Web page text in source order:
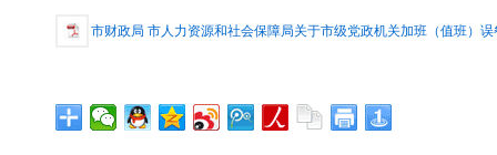
市财政局 市人力资源和社会保障局关于市级党政机关加班（值班）